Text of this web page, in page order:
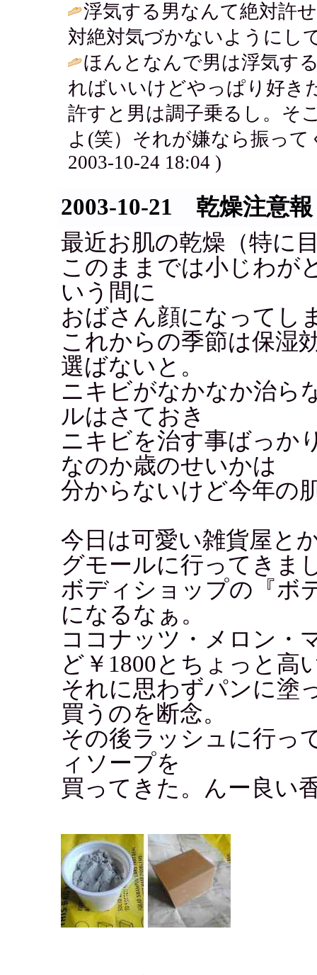
浮気する男なんて絶対許
対絶対気づかないようにし
ほんとなんで男は浮気す
ればいいけどやっぱり好き
許すと男は調子乗るし。そ
よ(笑）それが嫌なら振っ
2003-10-24 18:04 )
2003-10-21 乾燥注意報
最近お肌の乾燥（特に
このままでは小じわが
いう間に
おばさん顔になってし
これからの季節は保湿
選ばないと。
ニキビがなかなか治ら
ルはさておき
ニキビを治す事ばっか
なのか歳のせいかは
分からないけど今年の
今日は可愛い雑貨屋と
グモールに行ってきま
ボディショップの『ボ
になるなぁ。
ココナッツ・メロン・
ど￥1800とちょっと高
それに思わずパンに塗
買うのを断念。
その後ラッシュに行っ
ィソープを
買ってきた。んー良い